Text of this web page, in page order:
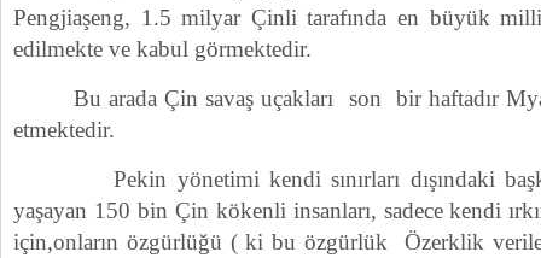
Pengjiaşeng, 1.5 milyar Çinli tarafında en büyük
edilmekte ve kabul görmektedir.
Bu arada Çin savaş uçakları son bir haftadır
etmektedir.
Pekin yönetimi kendi sınırları dışındaki
yaşayan 150 bin Çin kökenli insanları, sadece kendi
için,onların özgürlüğü ( ki bu özgürlük Özerklik